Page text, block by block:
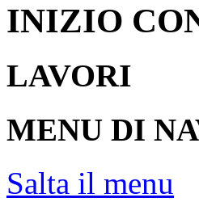
INIZIO
LAVORI
MENU DI
Salta il menu